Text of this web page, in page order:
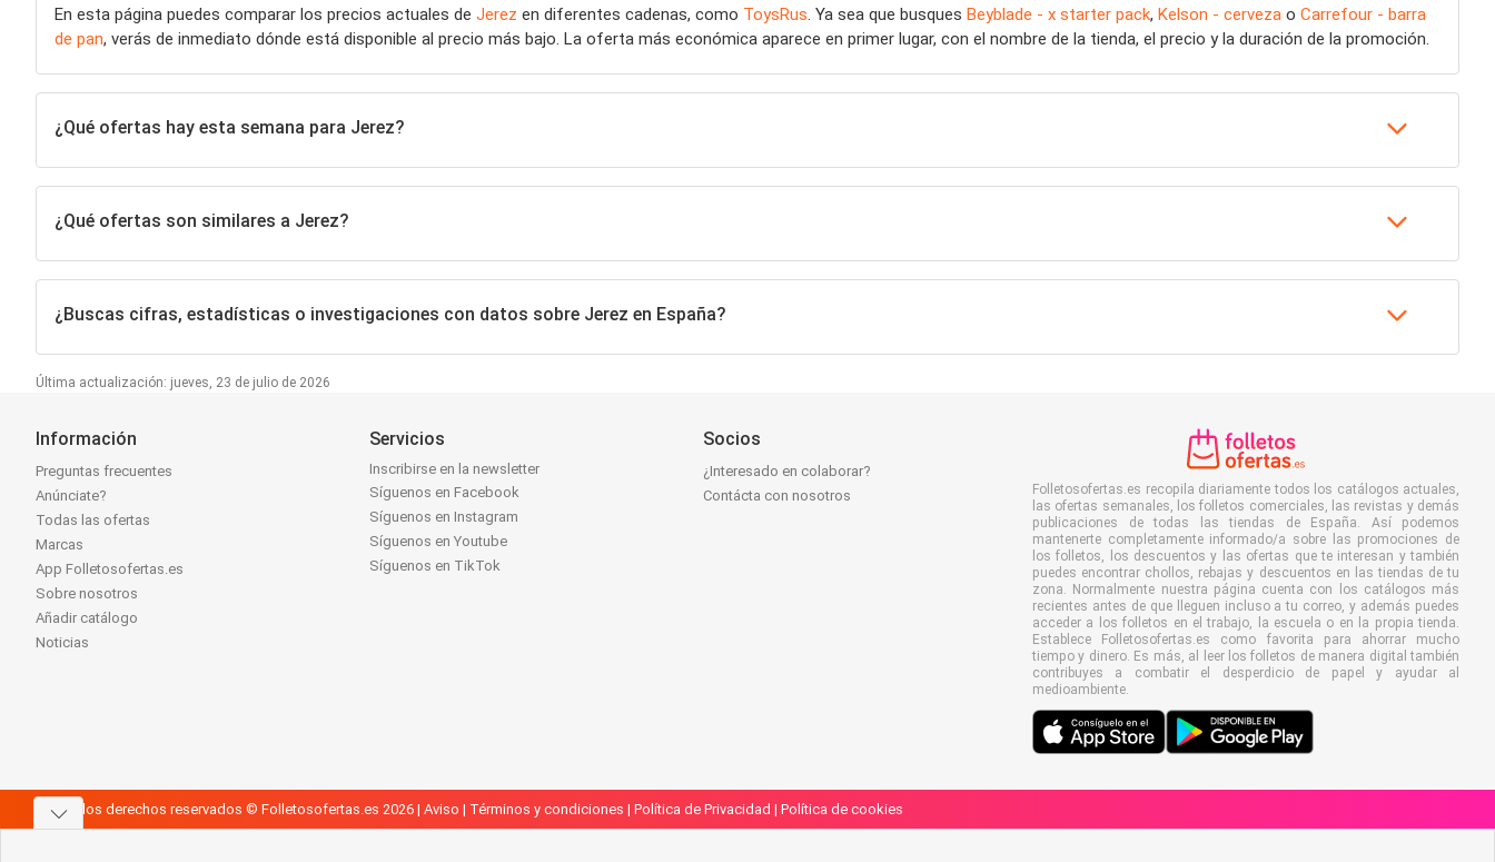
En esta página puedes comparar los precios actuales de Jerez en diferentes cadenas, como ToysRus . Ya sea que busques Beyblade - x starter pack, Kelson - cerveza o Carrefour - barra
de pan, verás de inmediato dónde está disponible al precio más bajo. La oferta más económica aparece en primer lugar, con el nombre de la tienda, el precio y la duración de la promoción.
¿Qué ofertas hay esta semana para Jerez?
¿Qué ofertas son similares a Jerez?
¿Buscas cifras, estadísticas o investigaciones con datos sobre Jerez en España?
Última actualización: jueves, 23 de julio de 2026
Información
Preguntas frecuentes
Anúnciate?
Todas las ofertas
Marcas
App Folletosofertas.es
Sobre nosotros
Añadir catálogo
Noticias
Servicios
Inscribirse en la newsletter
Síguenos en Facebook
Síguenos en Instagram
Síguenos en Youtube
Síguenos en TikTok
Socios
¿Interesado en colaborar?
Contácta con nosotros
Folletosofertas.es recopila diariamente todos los catálogos actuales,
las ofertas semanales, los folletos comerciales, las revistas y demás
publicaciones de todas las tiendas de España. Así podemos
mantenerte completamente informado/a sobre las promociones de
los folletos, los descuentos y las ofertas que te interesan y también
puedes encontrar chollos, rebajas y descuentos en las tiendas de tu
zona. Normalmente nuestra página cuenta con los catálogos más
recientes antes de que lleguen incluso a tu correo, y además puedes
acceder a los folletos en el trabajo, la escuela o en la propia tienda.
Establece Folletosofertas.es como favorita para ahorrar mucho
tiempo y dinero. Es más, al leer los folletos de manera digital también
contribuyes a combatir el desperdicio de papel y ayudar al
medioambiente.
Todos los derechos reservados © Folletosofertas.es 2026 | Aviso | Términos y condiciones | Política de Privacidad | Política de cookies